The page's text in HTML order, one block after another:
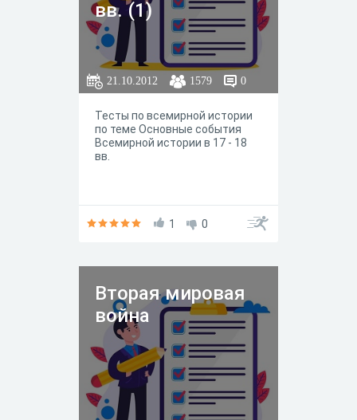
вв. (1)
21.10.2012 1579 0
Тесты по всемирной истории
по теме Основные события
Всемирной истории в 17 - 18
вв.
1 0
Вторая мировая
война